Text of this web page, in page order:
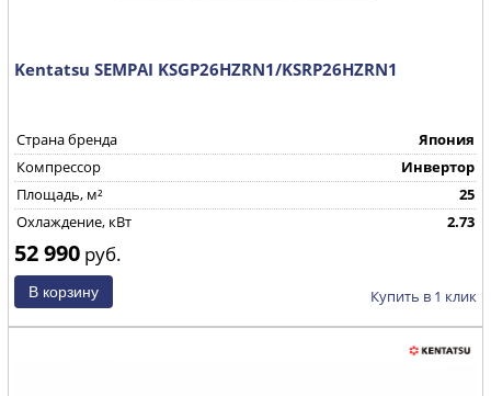
Kentatsu SEMPAI KSGP26HZRN1/KSRP26HZRN1
Страна бренда
Япония
Компрессор
Инвертор
Площадь, м²
25
Охлаждение, кВт
2.73
52 990 руб.
Купить в 1 клик